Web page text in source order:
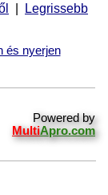
| Legrissebb
és nyerjen
Powered by
MultiApro.com